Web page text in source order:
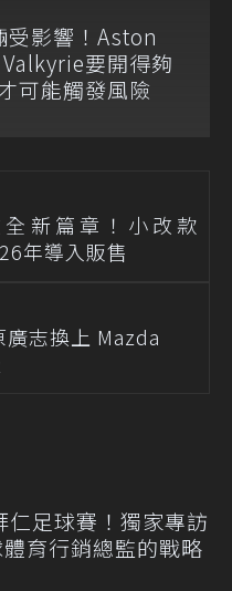
受影響！Aston
要開得夠
可能觸發風險
新篇章！小改款
年導入販售
志換上 Mazda
仁足球賽！獨家專訪
育行銷總監的戰略